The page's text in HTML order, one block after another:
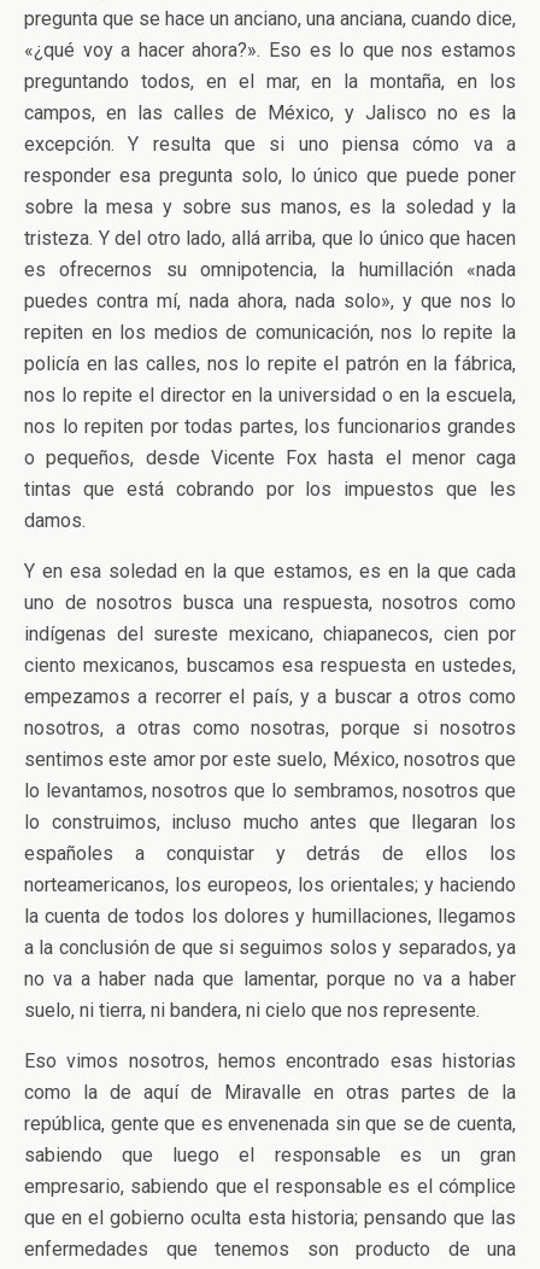
pregunta que se hace un anciano, una anciana, cuando dice,
«¿qué voy a hacer ahora?». Eso es lo que nos estamos
preguntando todos, en el mar, en la montaña, en los
campos, en las calles de México, y Jalisco no es la
excepción. Y resulta que si uno piensa cómo va a
responder esa pregunta solo, lo único que puede poner
sobre la mesa y sobre sus manos, es la soledad y la
tristeza. Y del otro lado, allá arriba, que lo único que hacen
es ofrecernos su omnipotencia, la humillación «nada
puedes contra mí, nada ahora, nada solo», y que nos lo
repiten en los medios de comunicación, nos lo repite la
policía en las calles, nos lo repite el patrón en la fábrica,
nos lo repite el director en la universidad o en la escuela,
nos lo repiten por todas partes, los funcionarios grandes
o pequeños, desde Vicente Fox hasta el menor caga
tintas que está cobrando por los impuestos que les
damos.
Y en esa soledad en la que estamos, es en la que cada
uno de nosotros busca una respuesta, nosotros como
indígenas del sureste mexicano, chiapanecos, cien por
ciento mexicanos, buscamos esa respuesta en ustedes,
empezamos a recorrer el país, y a buscar a otros como
nosotros, a otras como nosotras, porque si nosotros
sentimos este amor por este suelo, México, nosotros que
lo levantamos, nosotros que lo sembramos, nosotros que
lo construimos, incluso mucho antes que llegaran los
españoles a conquistar y detrás de ellos los
norteamericanos, los europeos, los orientales; y haciendo
la cuenta de todos los dolores y humillaciones, llegamos
a la conclusión de que si seguimos solos y separados, ya
no va a haber nada que lamentar, porque no va a haber
suelo, ni tierra, ni bandera, ni cielo que nos represente.
Eso vimos nosotros, hemos encontrado esas historias
como la de aquí de Miravalle en otras partes de la
república, gente que es envenenada sin que se de cuenta,
sabiendo que luego el responsable es un gran
empresario, sabiendo que el responsable es el cómplice
que en el gobierno oculta esta historia; pensando que las
enfermedades que tenemos son producto de una